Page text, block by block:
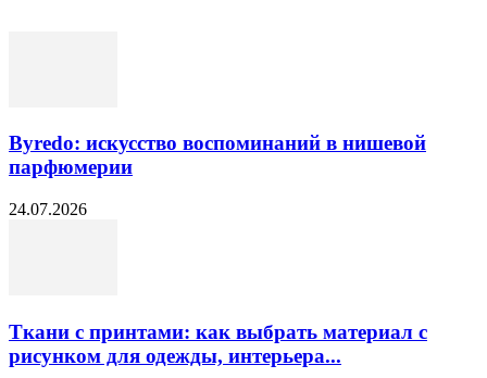
Byredo: искусство воспоминаний в нишевой
парфюмерии
24.07.2026
Ткани с принтами: как выбрать материал с
рисунком для одежды, интерьера...